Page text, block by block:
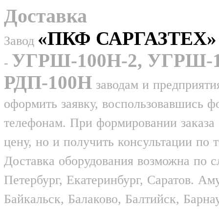
Доставка
Завод «ПКФ САРГАЗТЕХ»
- УГРШ-100Н-2, УГРШ-
РДП-100Н заводам и
оформить заявку, воспользовавшись
телефонам. При формировании
цену, но и получить консультации по
Доставка оборудования возможна
Петербург, Екатеринбург, Саратов.
Байкальск, Балаково, Балтийск,